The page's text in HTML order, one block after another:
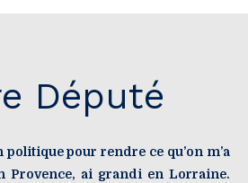
Député
politique pour rendre ce qu’on m’a
Provence, ai grandi en Lorraine.